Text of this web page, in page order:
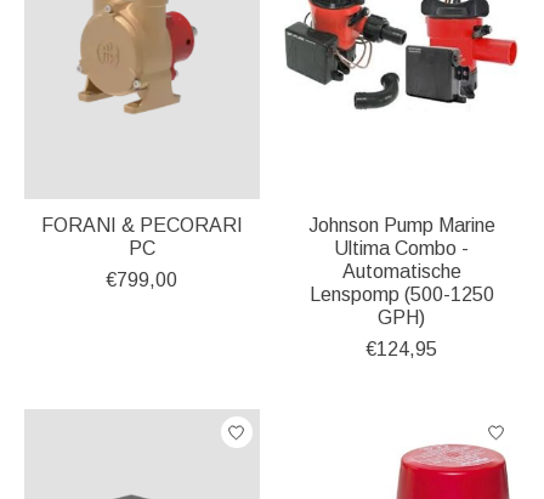
FORANI & PECORARI
PC
€799,00
Johnson Pump Marine
Ultima Combo -
Automatische
Lenspomp (500-1250
GPH)
€124,95